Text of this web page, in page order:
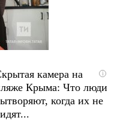
i
камера на
Крыма: Что люди
когда их не